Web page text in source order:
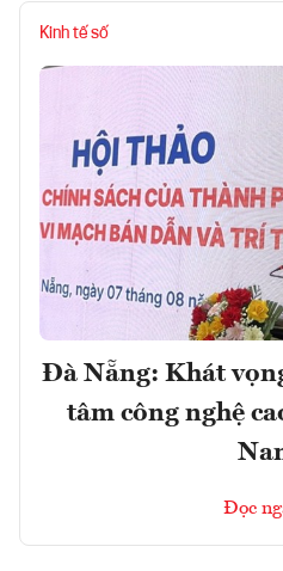
Kinh tế số
Đà Nẵng: Khát
tâm công nghệ
Đọc